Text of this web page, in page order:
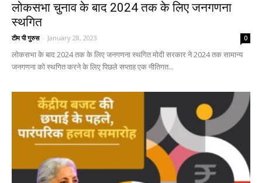
लोकसभा चुनाव के बाद 2024 तक के लिए जनगणना
स्थगित
टीम पी गुरुस - January 28, 2023 0
लोकसभा के बाद 2024 तक के लिए जनगणना स्थगित मोदी सरकार ने 2024 तक सामान्य
जनगणना को स्थगित करने के लिए पिछले सप्ताह एक नीतिगत...